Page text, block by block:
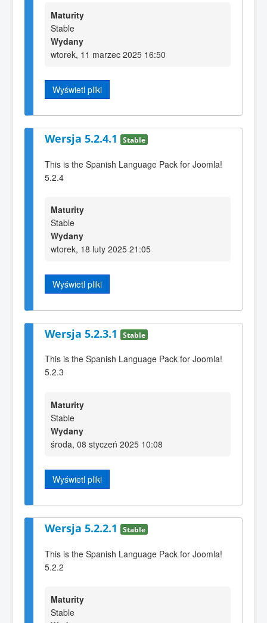
Maturity
Stable
Wydany
wtorek, 11 marzec 2025 16:50
Wyświetl pliki
Wersja 5.2.4.1 Stable
This is the Spanish Language Pack for Joomla!
5.2.4
Maturity
Stable
Wydany
wtorek, 18 luty 2025 21:05
Wyświetl pliki
Wersja 5.2.3.1 Stable
This is the Spanish Language Pack for Joomla!
5.2.3
Maturity
Stable
Wydany
środa, 08 styczeń 2025 10:08
Wyświetl pliki
Wersja 5.2.2.1 Stable
This is the Spanish Language Pack for Joomla!
5.2.2
Maturity
Stable